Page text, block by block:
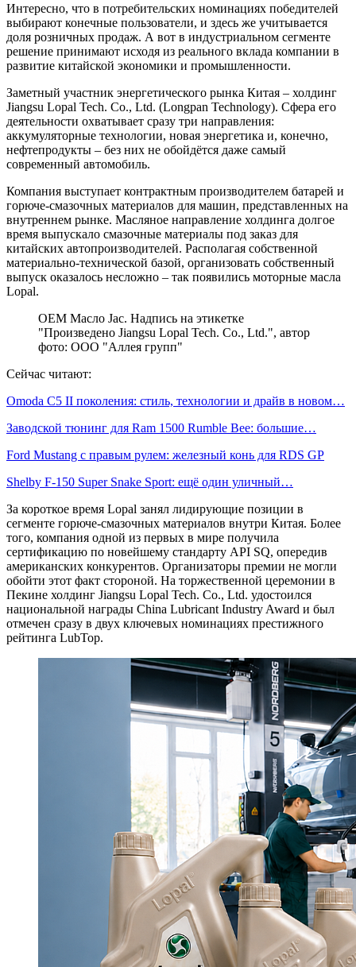
Интересно, что в потребительских номинациях победителей
выбирают конечные пользователи, и здесь же учитывается
доля розничных продаж. А вот в индустриальном сегменте
решение принимают исходя из реального вклада компании в
развитие китайской экономики и промышленности.
Заметный участник энергетического рынка Китая – холдинг
Jiangsu Lopal Tech. Co., Ltd. (Longpan Technology). Сфера его
деятельности охватывает сразу три направления:
аккумуляторные технологии, новая энергетика и, конечно,
нефтепродукты – без них не обойдётся даже самый
современный автомобиль.
Компания выступает контрактным производителем батарей и
горюче-смазочных материалов для машин, представленных на
внутреннем рынке. Масляное направление холдинга долгое
время выпускало смазочные материалы под заказ для
китайских автопроизводителей. Располагая собственной
материально-технической базой, организовать собственный
выпуск оказалось несложно – так появились моторные масла
Lopal.
OEM Масло Jac. Надпись на этикетке
"Произведено Jiangsu Lopal Tech. Co., Ltd.", автор
фото: ООО "Аллея групп"
Сейчас читают:
Omoda C5 II поколения: стиль, технологии и драйв в новом…
Заводской тюнинг для Ram 1500 Rumble Bee: большие…
Ford Mustang с правым рулем: железный конь для RDS GP
Shelby F-150 Super Snake Sport: ещё один уличный…
За короткое время Lopal занял лидирующие позиции в
сегменте горюче-смазочных материалов внутри Китая. Более
того, компания одной из первых в мире получила
сертификацию по новейшему стандарту API SQ, опередив
американских конкурентов. Организаторы премии не могли
обойти этот факт стороной. На торжественной церемонии в
Пекине холдинг Jiangsu Lopal Tech. Co., Ltd. удостоился
национальной награды China Lubricant Industry Award и был
отмечен сразу в двух ключевых номинациях престижного
рейтинга LubTop.